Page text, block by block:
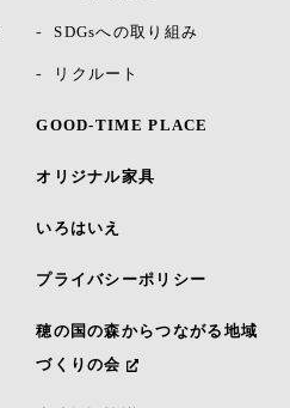
SDGsへの取り組み
リクルート
GOOD-TIME PLACE
オリジナル家具
いろはいえ
プライバシーポリシー
穂の国の森からつながる地域
づくりの会